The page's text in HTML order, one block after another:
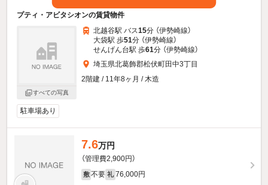
プティ・アビタシオンの賃貸物件
すべての写真
北越谷駅 バス15分 （伊勢崎線）
大袋駅 歩51分 （伊勢崎線）
せんげん台駅 歩61分 （伊勢崎線）
埼玉県北葛飾郡松伏町田中3丁目
2階建 / 11年8ヶ月 / 木造
駐車場あり
7.6万円
（管理費2,900円）
敷 不要 礼 76,000円